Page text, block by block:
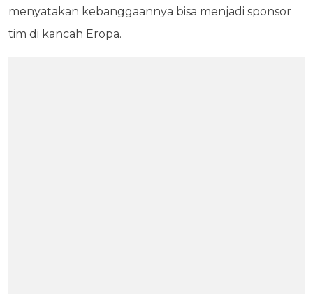
menyatakan kebanggaannya bisa menjadi sponsor
tim di kancah Eropa.